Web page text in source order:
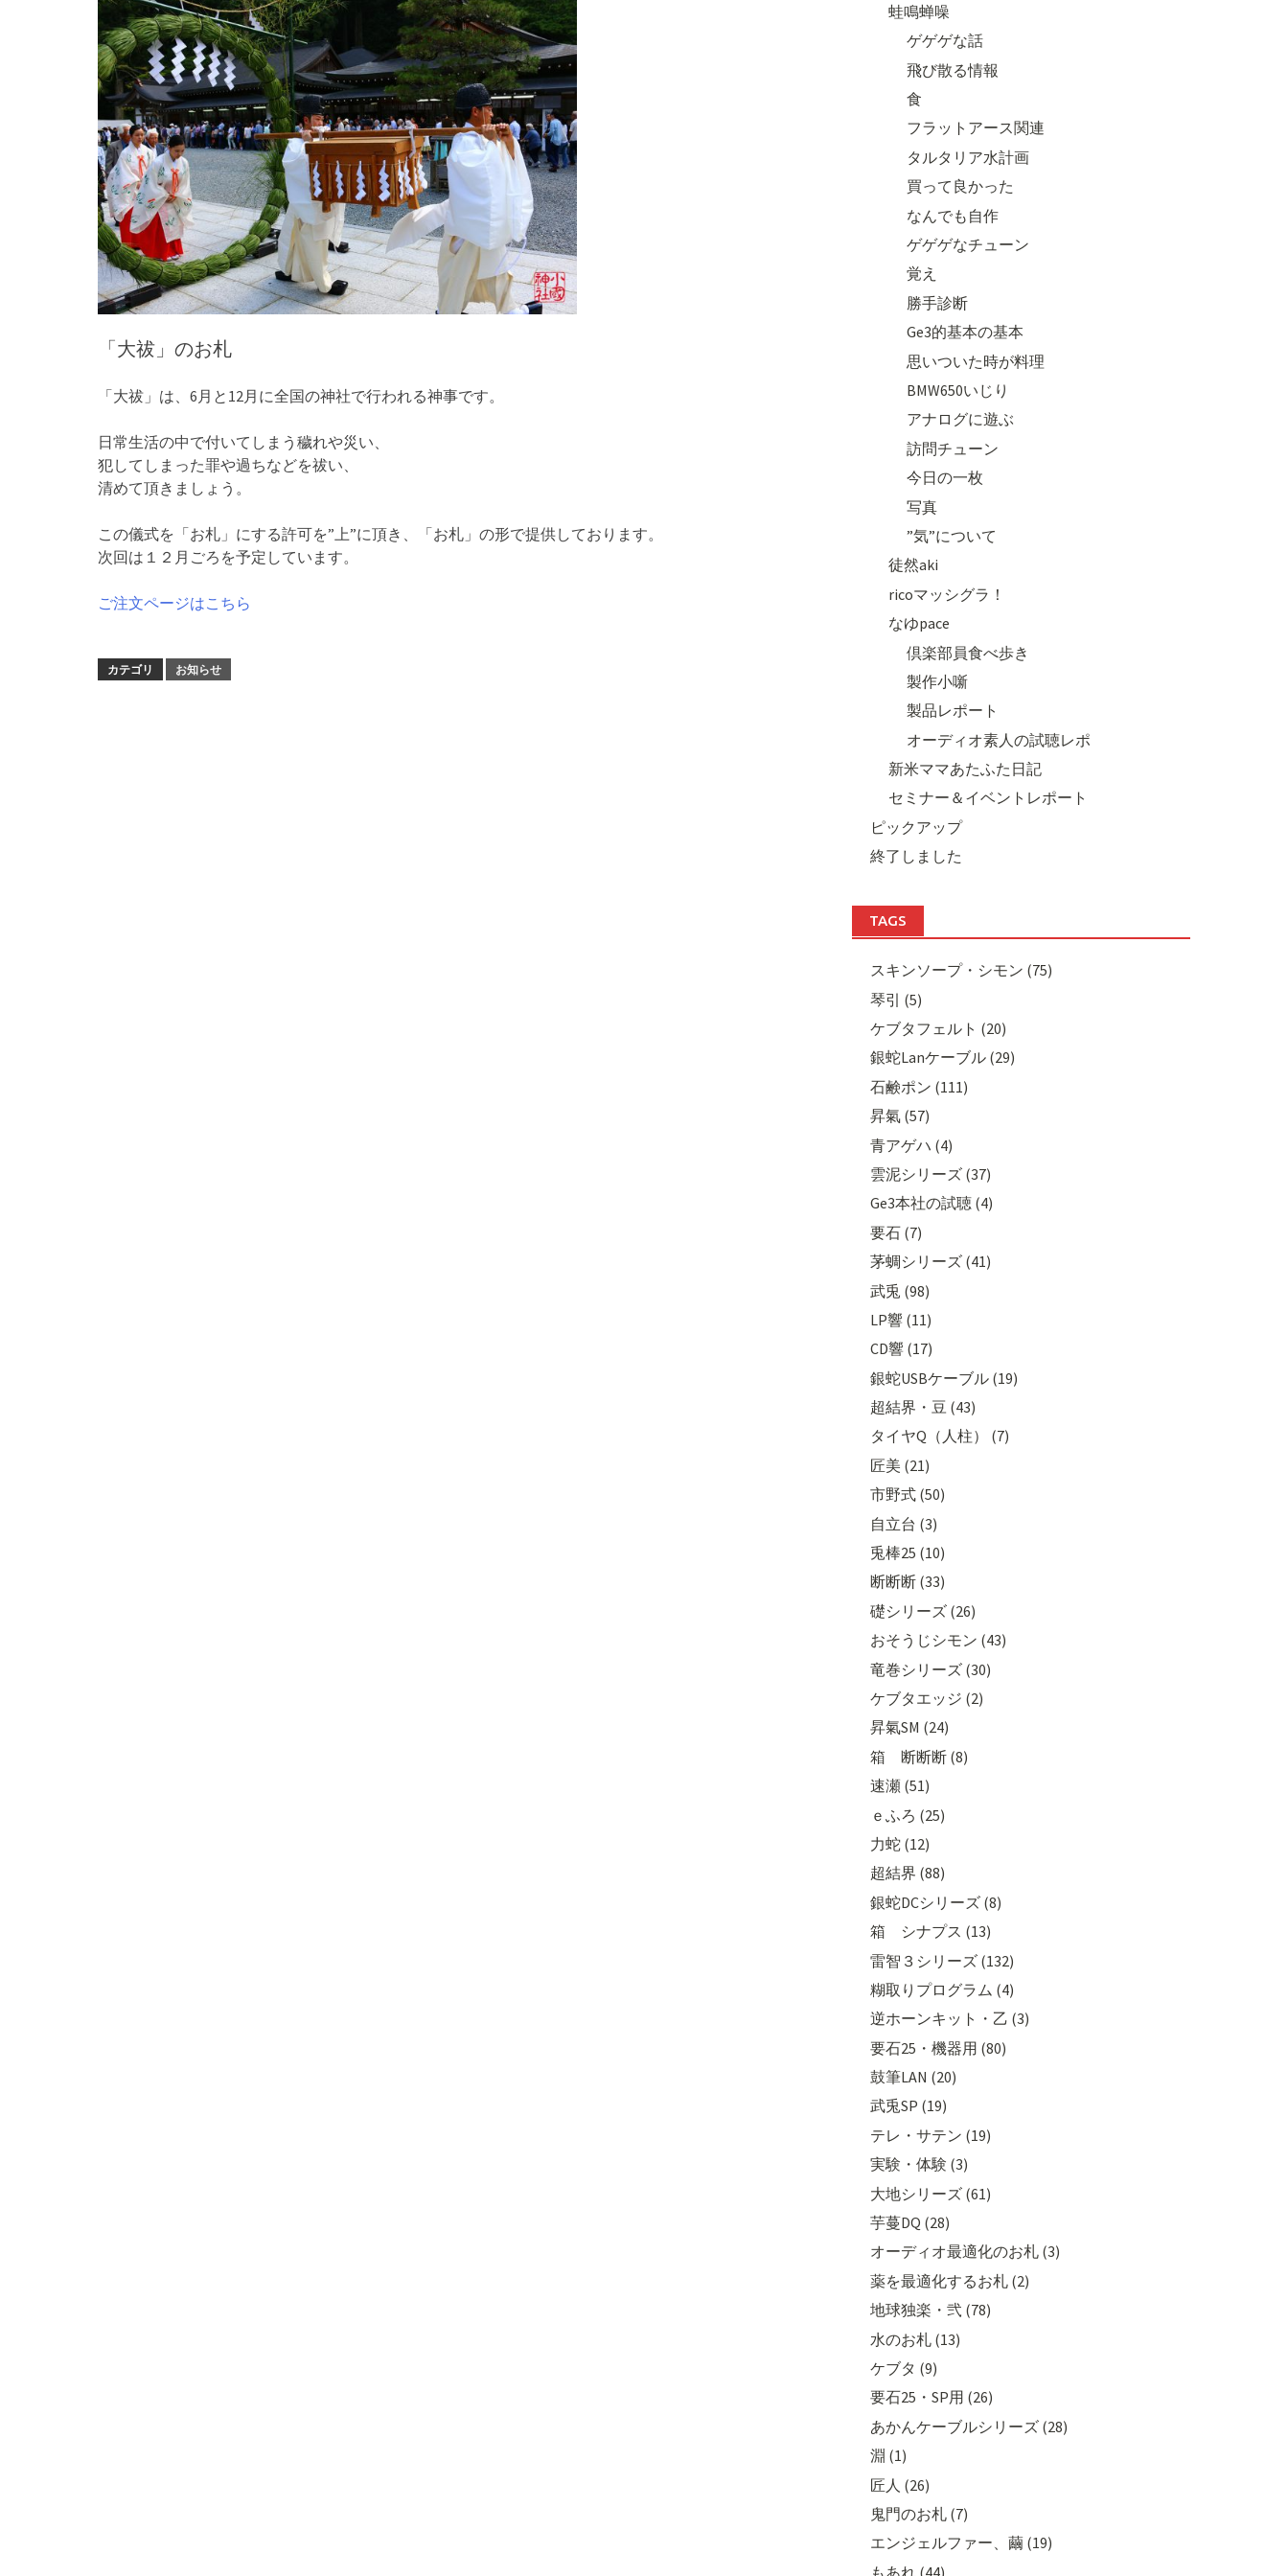
「大祓」のお札
「大祓」は、 6 月と 12 月に全国の神社で行われる神事です。
日常生活の中で付いてしまう穢れや災い、
犯してしまった罪や過ちなどを祓い、
清めて頂きましょう。
この儀式を「お札」にする許可を”上”に頂き、「お札」の形で提供しております。
次回は１２月ごろを予定しています。
ご注文ページはこちら
カテゴリ お知らせ
蛙鳴蝉噪
ゲゲゲな話
飛び散る情報
食
フラットアース関連
タルタリア水計画
買って良かった
なんでも自作
ゲゲゲなチューン
覚え
勝手診断
Ge3的基本の基本
思いついた時が料理
BMW650いじり
アナログに遊ぶ
訪問チューン
今日の一枚
写真
”気”について
徒然aki
ricoマッシグラ！
なゆpace
倶楽部員食べ歩き
製作小噺
製品レポート
オーディオ素人の試聴レポ
新米ママあたふた日記
セミナー＆イベントレポート
ピックアップ
終了しました
TAGS
スキンソープ・シモン (75)
琴引 (5)
ケブタフェルト (20)
銀蛇Lanケーブル (29)
石鹸ポン (111)
昇氣 (57)
青アゲハ (4)
雲泥シリーズ (37)
Ge3本社の試聴 (4)
要石 (7)
茅蜩シリーズ (41)
武兎 (98)
LP響 (11)
CD響 (17)
銀蛇USBケーブル (19)
超結界・豆 (43)
タイヤQ（人柱） (7)
匠美 (21)
市野式 (50)
自立台 (3)
兎棒25 (10)
断断断 (33)
礎シリーズ (26)
おそうじシモン (43)
竜巻シリーズ (30)
ケブタエッジ (2)
昇氣SM (24)
箱 断断断 (8)
速瀬 (51)
ｅふろ (25)
力蛇 (12)
超結界 (88)
銀蛇DCシリーズ (8)
箱 シナプス (13)
雷智３シリーズ (132)
糊取りプログラム (4)
逆ホーンキット・乙 (3)
要石25・機器用 (80)
鼓筆LAN (20)
武兎SP (19)
テレ・サテン (19)
実験・体験 (3)
大地シリーズ (61)
芋蔓DQ (28)
オーディオ最適化のお札 (3)
薬を最適化するお札 (2)
地球独楽・弐 (78)
水のお札 (13)
ケブタ (9)
要石25・SP用 (26)
あかんケーブルシリーズ (28)
淵 (1)
匠人 (26)
鬼門のお札 (7)
エンジェルファー、繭 (19)
もあれ (44)